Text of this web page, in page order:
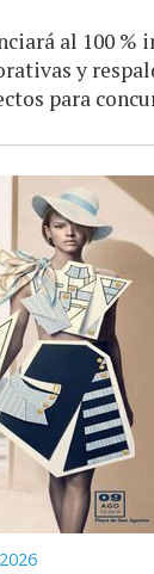
al 100 %
y
para